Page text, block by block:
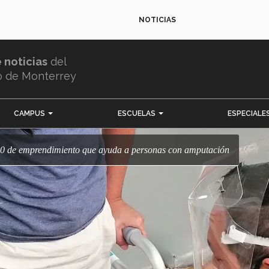
NOTICIAS
noticias del
de Monterrey
CAMPUS ESCUELAS
de emprendimiento que ayuda a personas con amputación